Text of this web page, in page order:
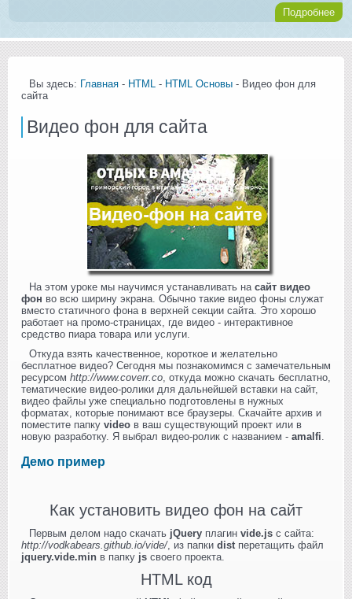
Подробнее
Вы здесь: Главная - HTML - HTML Основы - Видео фон для
сайта
Видео фон для сайта
На этом уроке мы научимся устанавливать на сайт видео
фон во всю ширину экрана. Обычно такие видео фоны служат
вместо статичного фона в верхней секции сайта. Это хорошо
работает на промо-страницах, где видео - интерактивное
средство пиара товара или услуги.
Откуда взять качественное, короткое и желательно
бесплатное видео? Сегодня мы познакомимся с замечательным
ресурсом http://www.coverr.co, откуда можно скачать бесплатно,
тематические видео-ролики для дальнейшей вставки на сайт,
видео файлы уже специально подготовлены в нужных
форматах, которые понимают все браузеры. Скачайте архив и
поместите папку video в ваш существующий проект или в
новую разработку. Я выбрал видео-ролик с названием - amalfi.
Демо пример
Как установить видео фон на сайт
Первым делом надо скачать jQuery плагин vide.js с сайта:
http://vodkabears.github.io/vide/, из папки dist перетащить файл
jquery.vide.min в папку js своего проекта.
HTML код